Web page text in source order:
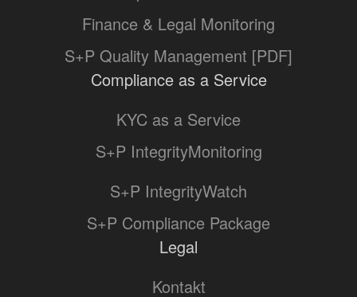
Finance & Legal Monitoring
S+P Quality Management [PDF]
Compliance as a Service
KYC as a Service
S+P IntegrityMonitoring
S+P IntegrityWatch
S+P Compliance Package
Legal
Kontakt